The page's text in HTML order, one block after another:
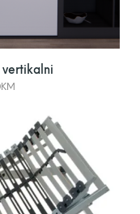
vertikalni
KM